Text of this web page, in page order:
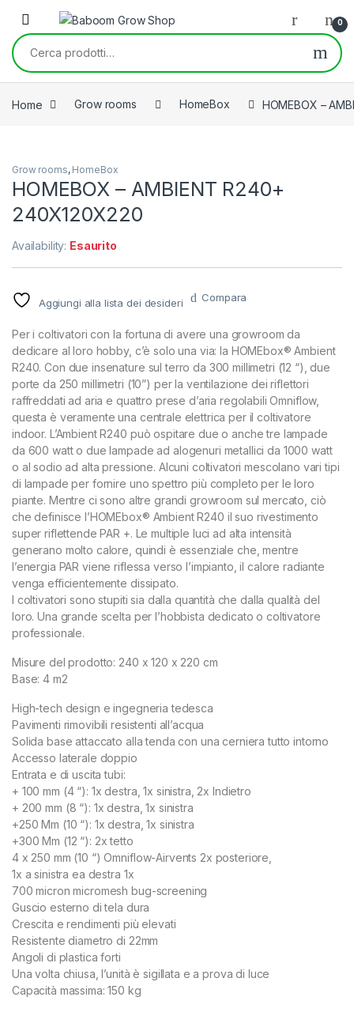
Skip to navigation
Skip to content
0
Cerca:
Home Grow rooms HomeBox HOMEBOX –
Grow rooms, HomeBox
HOMEBOX – AMBIENT R240+
240X120X220
Availability: Esaurito
Aggiungi alla lista dei desideri Compara
Per i coltivatori con la fortuna di avere una growroom da
dedicare al loro hobby, c’è solo una via: la HOMEbox® Ambient
R240. Con due insenature sul terro da 300 millimetri (12 “), due
porte da 250 millimetri (10”) per la ventilazione dei riflettori
raffreddati ad aria e quattro prese d’aria regolabili Omniflow,
questa è veramente una centrale elettrica per il coltivatore
indoor. L’Ambient R240 può ospitare due o anche tre lampade
da 600 watt o due lampade ad alogenuri metallici da 1000 watt
o al sodio ad alta pressione. Alcuni coltivatori mescolano vari tipi
di lampade per fornire uno spettro più completo per le loro
piante. Mentre ci sono altre grandi growroom sul mercato, ciò
che definisce l’HOMEbox® Ambient R240 il suo rivestimento
super riflettende PAR +. Le multiple luci ad alta intensità
generano molto calore, quindi è essenziale che, mentre
l’energia PAR viene riflessa verso l’impianto, il calore radiante
venga efficientemente dissipato.
I coltivatori sono stupiti sia dalla quantità che dalla qualità del
loro. Una grande scelta per l’hobbista dedicato o coltivatore
professionale.
Misure del prodotto: 240 x 120 x 220 cm
Base: 4 m2
High-tech design e ingegneria tedesca
Pavimenti rimovibili resistenti all’acqua
Solida base attaccato alla tenda con una cerniera tutto intorno
Accesso laterale doppio
Entrata e di uscita tubi:
+ 100 mm (4 “): 1x destra, 1x sinistra, 2x Indietro
+ 200 mm (8 “): 1x destra, 1x sinistra
+250 Mm (10 “): 1x destra, 1x sinistra
+300 Mm (12 “): 2x tetto
4 x 250 mm (10 “) Omniflow-Airvents 2x posteriore,
1x a sinistra ea destra 1x
700 micron micromesh bug-screening
Guscio esterno di tela dura
Crescita e rendimenti più elevati
Resistente diametro di 22mm
Angoli di plastica forti
Una volta chiusa, l’unità è sigillata e a prova di luce
Capacità massima: 150 kg